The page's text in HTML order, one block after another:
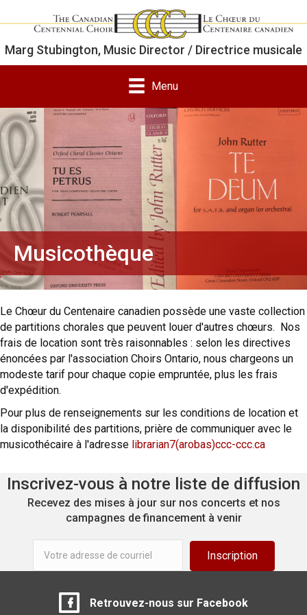
Marg Stubington, Music Director / Directrice musicale
Menu
Musicothèque
Le Chœur du Centenaire canadien possède une vaste collection
de partitions chorales que peuvent louer d'autres chœurs. Nos
frais de location sont très raisonnables : selon les directives
énoncées par l'association Choirs Ontario, nous chargeons un
modeste tarif pour chaque copie empruntée, plus les frais
d'expédition.
Pour plus de renseignements sur les conditions de location et
la disponibilité des partitions, prière de communiquer avec le
musicothécaire à l'adresse librarian7(arobas)ccc-ccc.ca
Inscrivez-vous à notre liste de diffusion
Recevez des mises à jour sur nos concerts et nos
campagnes de financement à venir
Inscription
Retrouvez-nous sur Facebook